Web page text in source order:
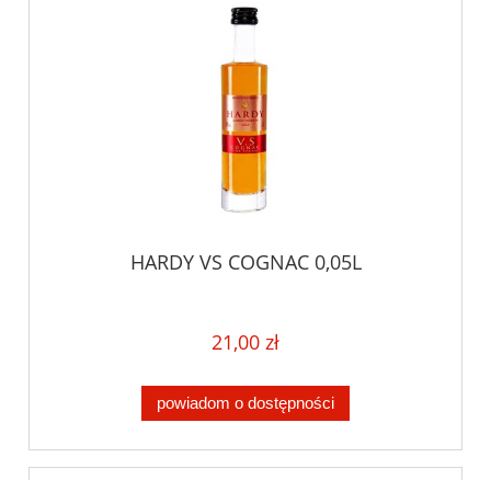
HARDY VS COGNAC 0,05L
21,00 zł
powiadom o dostępności